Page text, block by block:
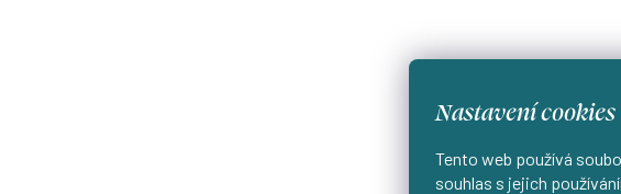
Nastavení cookies
Tento web používá
souhlas s jejich